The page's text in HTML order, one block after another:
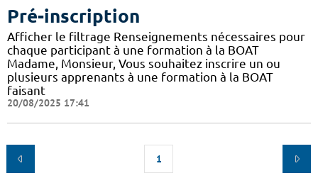
Pré-inscription
Afficher le filtrage Renseignements nécessaires pour
chaque participant à une formation à la BOAT
Madame, Monsieur, Vous souhaitez inscrire un ou
plusieurs apprenants à une formation à la BOAT
faisant
20/08/2025 17:41
1